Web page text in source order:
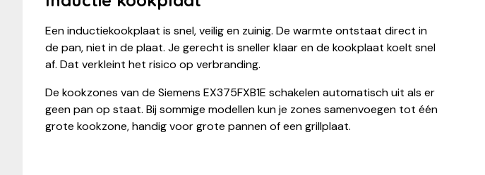
Een inductiekookplaat is snel, veilig en zuinig. De warmte ontstaat direct in
de pan, niet in de plaat. Je gerecht is sneller klaar en de kookplaat koelt snel
af. Dat verkleint het risico op verbranding.
De kookzones van de Siemens EX375FXB1E schakelen automatisch uit als er
geen pan op staat. Bij sommige modellen kun je zones samenvoegen tot één
grote kookzone, handig voor grote pannen of een grillplaat.